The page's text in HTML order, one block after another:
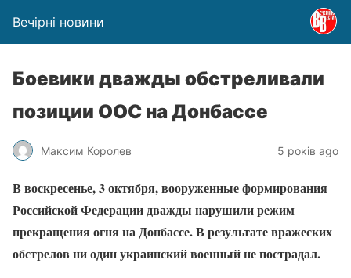
Вечірні новини
Боевики дважды обстреливали
позиции ООС на Донбассе
Максим Королев 5 років ago
В воскресенье, 3 октября, вооруженные формирования
Российской Федерации дважды нарушили режим
прекращения огня на Донбассе. В результате вражеских
обстрелов ни один украинский военный не пострадал.